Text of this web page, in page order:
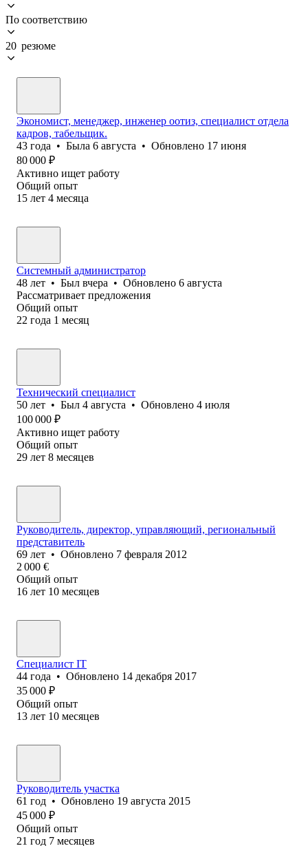
По соответствию
20 резюме
Экономист, менеджер, инженер оотиз, специалист отдела
кадров, табельщик.
43 года • Была 6 августа • Обновлено 17 июня
80 000 ₽
Активно ищет работу
Общий опыт
15 лет 4 месяца
Системный администратор
48 лет • Был вчера • Обновлено 6 августа
Рассматривает предложения
Общий опыт
22 года 1 месяц
Технический специалист
50 лет • Был 4 августа • Обновлено 4 июля
100 000 ₽
Активно ищет работу
Общий опыт
29 лет 8 месяцев
Руководитель, директор, управляющий, региональный
представитель
69 лет • Обновлено 7 февраля 2012
2 000 €
Общий опыт
16 лет 10 месяцев
Специалист IT
44 года • Обновлено 14 декабря 2017
35 000 ₽
Общий опыт
13 лет 10 месяцев
Руководитель участка
61 год • Обновлено 19 августа 2015
45 000 ₽
Общий опыт
21 год 7 месяцев